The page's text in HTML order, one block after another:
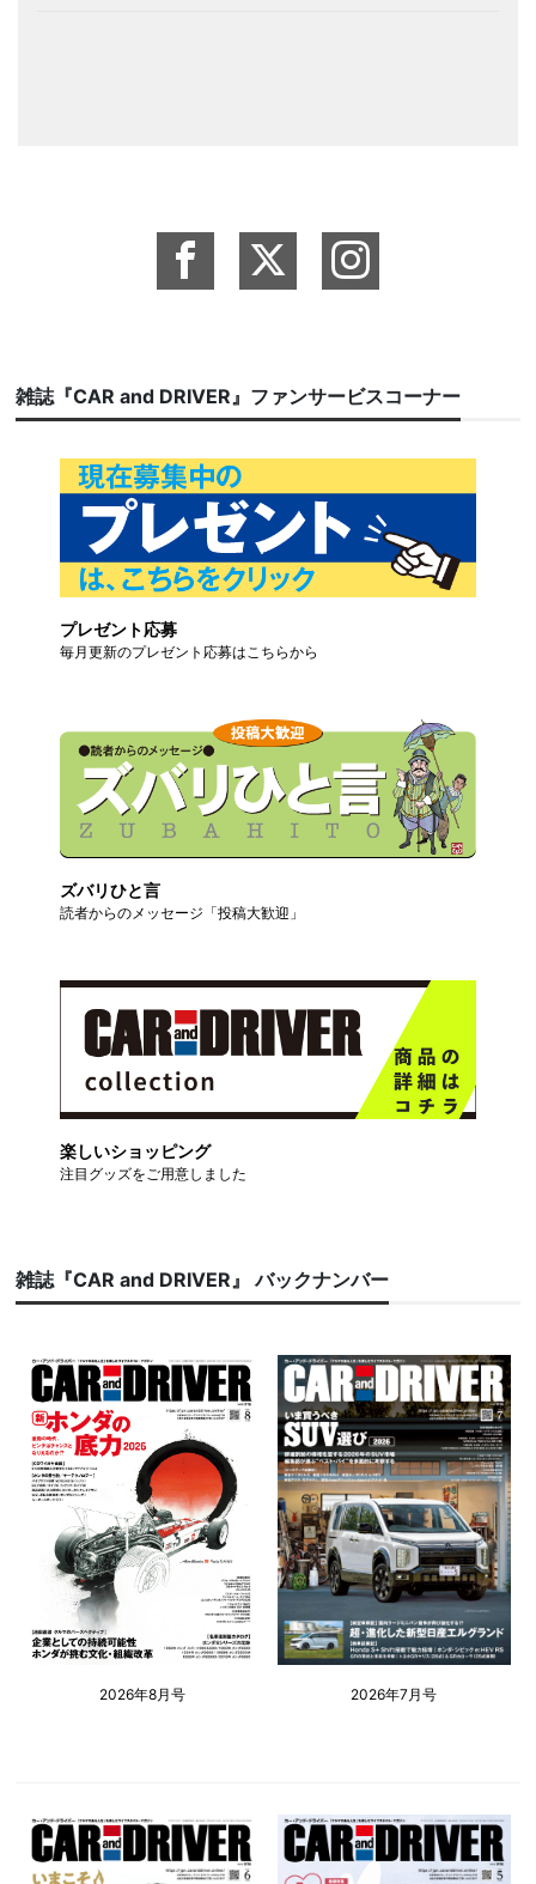
雑誌『CAR and DRIVER』ファンサービスコーナー
プレゼント応募
毎月更新のプレゼント応募はこちらから
ズバリひと言
読者からのメッセージ「投稿大歓迎」
楽しいショッピング
注目グッズをご用意しました
雑誌『CAR and DRIVER』 バックナンバー
2026年8月号 2026年7月号